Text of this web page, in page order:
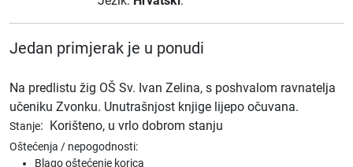
Jedan primjerak je u ponudi
Na predlistu žig OŠ Sv. Ivan Zelina, s poshvalom ravnatelja
učeniku Zvonku. Unutrašnjost knjige lijepo očuvana.
Stanje: Korišteno, u vrlo dobrom stanju
Oštećenja / nepogodnosti:
Blago oštećenje korica